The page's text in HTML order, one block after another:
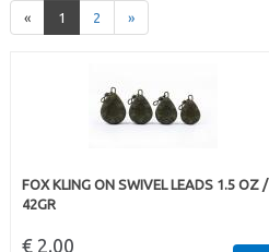
« 1 2 »
FOX KLING ON SWIVEL LEADS 1.5 OZ /
42GR
€ 2.00